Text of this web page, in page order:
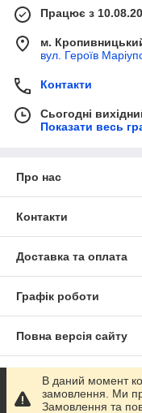
Працює з
м.
вул. Героїв
Контакти
Сьогодні
Показати весь
Про нас
Контакти
Доставка та оплата
Графік роботи
Повна версія сайту
Сайт створено на
В даний момент
замовлення. Ми
Замовлення та